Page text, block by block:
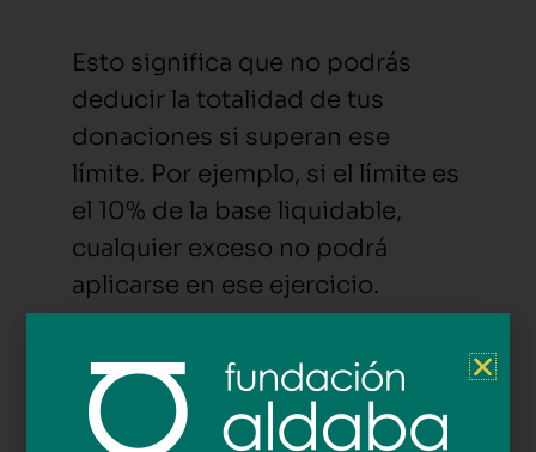
Esto significa que no podrás
deducir la totalidad de tus
donaciones si superan ese
límite. Por ejemplo, si el límite es
el 10% de la base liquidable,
cualquier exceso no podrá
aplicarse en ese ejercicio.
Estos límites afectan
directamente al ahorro final, ya
que condicionan cuánto puedes